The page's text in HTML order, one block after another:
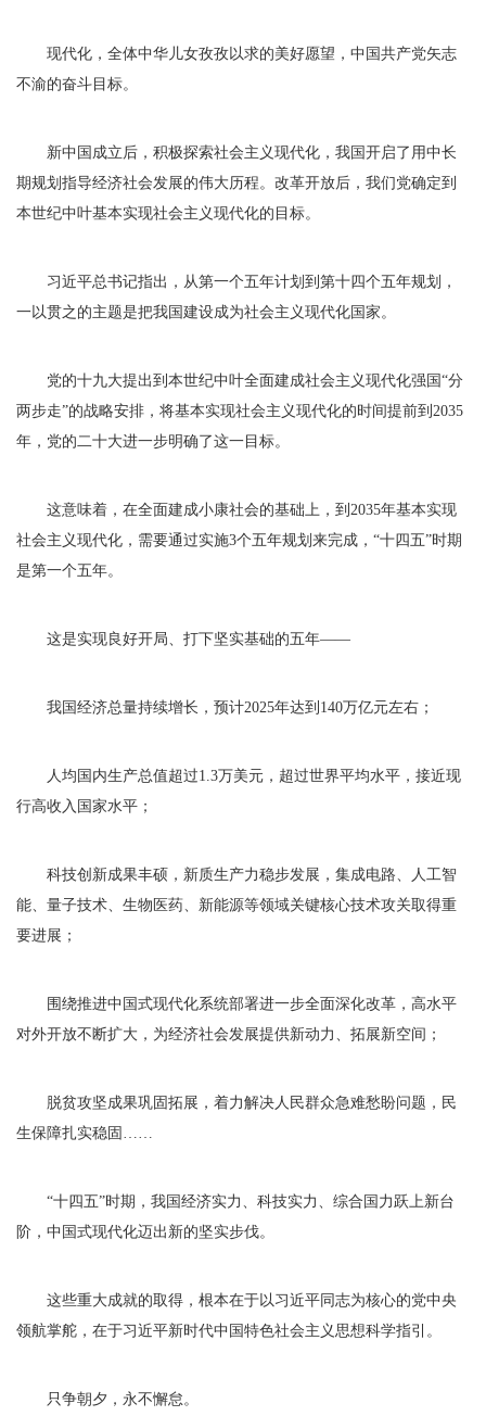
现代化，全体中华儿女孜孜以求的美好愿望，中国共产党矢志
不渝的奋斗目标。
新中国成立后，积极探索社会主义现代化，我国开启了用中长
期规划指导经济社会发展的伟大历程。改革开放后，我们党确定到
本世纪中叶基本实现社会主义现代化的目标。
习近平总书记指出，从第一个五年计划到第十四个五年规划，
一以贯之的主题是把我国建设成为社会主义现代化国家。
党的十九大提出到本世纪中叶全面建成社会主义现代化强国“分
两步走”的战略安排，将基本实现社会主义现代化的时间提前到2035
年，党的二十大进一步明确了这一目标。
这意味着，在全面建成小康社会的基础上，到2035年基本实现
社会主义现代化，需要通过实施3个五年规划来完成，“十四五”时期
是第一个五年。
这是实现良好开局、打下坚实基础的五年——
我国经济总量持续增长，预计2025年达到140万亿元左右；
人均国内生产总值超过1.3万美元，超过世界平均水平，接近现
行高收入国家水平；
科技创新成果丰硕，新质生产力稳步发展，集成电路、人工智
能、量子技术、生物医药、新能源等领域关键核心技术攻关取得重
要进展；
围绕推进中国式现代化系统部署进一步全面深化改革，高水平
对外开放不断扩大，为经济社会发展提供新动力、拓展新空间；
脱贫攻坚成果巩固拓展，着力解决人民群众急难愁盼问题，民
生保障扎实稳固……
“十四五”时期，我国经济实力、科技实力、综合国力跃上新台
阶，中国式现代化迈出新的坚实步伐。
这些重大成就的取得，根本在于以习近平同志为核心的党中央
领航掌舵，在于习近平新时代中国特色社会主义思想科学指引。
只争朝夕，永不懈怠。